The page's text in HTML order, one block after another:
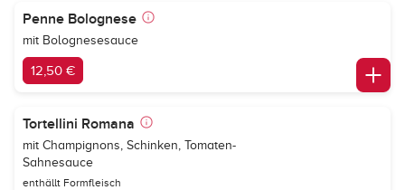
Penne Bolognese
mit Bolognesesauce
12,50 €
Tortellini Romana
mit Champignons, Schinken, Tomaten-
Sahnesauce
enthällt Formfleisch